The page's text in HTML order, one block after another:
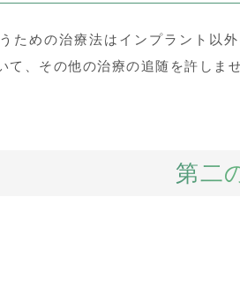
ための治療法はインプラント以
て、その他の治療の追随を許しませ
第二